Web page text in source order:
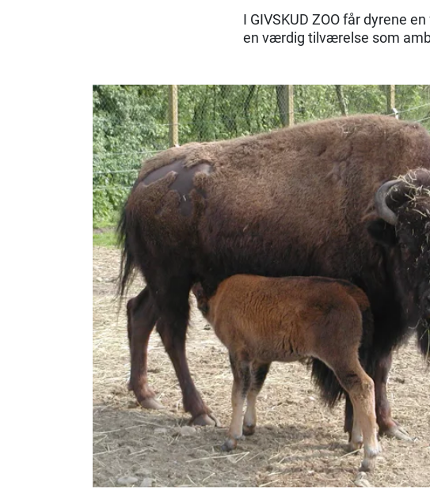
I GIVSKUD ZOO får dyrene
en værdig tilværelse som